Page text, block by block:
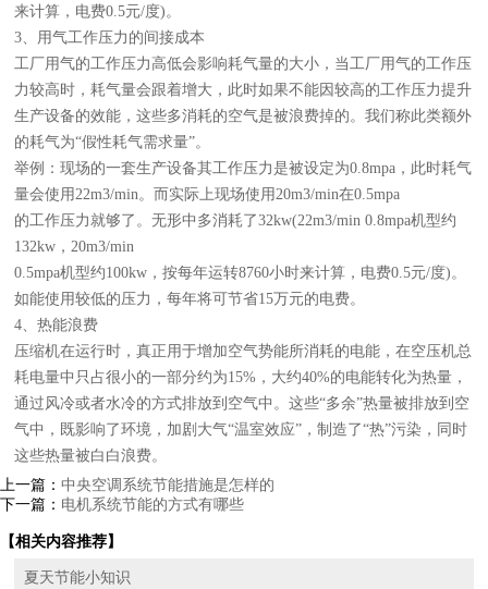
来计算，电费0.5元/度)。
3、用气工作压力的间接成本
工厂用气的工作压力高低会影响耗气量的大小，当工厂用气的工作压
力较高时，耗气量会跟着增大，此时如果不能因较高的工作压力提升
生产设备的效能，这些多消耗的空气是被浪费掉的。我们称此类额外
的耗气为“假性耗气需求量”。
举例：现场的一套生产设备其工作压力是被设定为0.8mpa，此时耗气
量会使用22m3/min。而实际上现场使用20m3/min在0.5mpa
的工作压力就够了。无形中多消耗了32kw(22m3/min 0.8mpa机型约
132kw，20m3/min
0.5mpa机型约100kw，按每年运转8760小时来计算，电费0.5元/度)。
如能使用较低的压力，每年将可节省15万元的电费。
4、热能浪费
压缩机在运行时，真正用于增加空气势能所消耗的电能，在空压机总
耗电量中只占很小的一部分约为15%，大约40%的电能转化为热量，
通过风冷或者水冷的方式排放到空气中。这些“多余”热量被排放到空
气中，既影响了环境，加剧大气“温室效应”，制造了“热”污染，同时
这些热量被白白浪费。
上一篇： 中央空调系统节能措施是怎样的
下一篇： 电机系统节能的方式有哪些
【相关内容推荐】
夏天节能小知识